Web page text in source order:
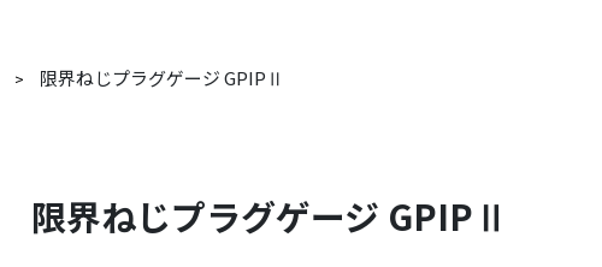
限界ねじプラグゲージ GPIPⅡ
限界ねじプラグゲージ GPIPⅡ